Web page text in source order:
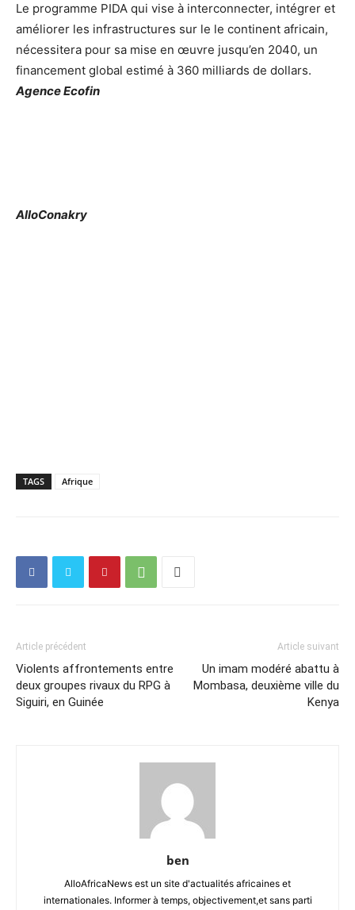
Le programme PIDA qui vise à interconnecter, intégrer et
améliorer les infrastructures sur le le continent africain,
nécessitera pour sa mise en œuvre jusqu’en 2040, un
financement global estimé à 360 milliards de dollars.
Agence Ecofin
AlloConakry
TAGS Afrique
Article précédent
Violents affrontements entre
deux groupes rivaux du RPG à
Siguiri, en Guinée
Article suivant
Un imam modéré abattu à
Mombasa, deuxième ville du
Kenya
ben
AlloAfricaNews est un site d'actualités africaines et
internationales. Informer à temps, objectivement,et sans parti